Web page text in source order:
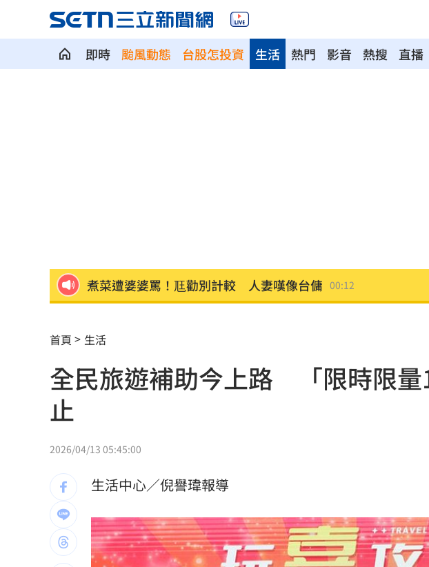
即時 颱風動態 台股怎投資 熱門 影音 熱搜 直播
生活
新／白海豚近北部海面！氣象署發豪雨特報 00:01
俄軍空襲烏克蘭首都基輔及周邊 4人喪命
費仔確定成自由球員 下一步動向引人關注 23:50
美制裁杜拜加密幣交所！控助伊朗革命衛隊
美就業數據爆冷 這信號Fed升息警報降溫
5登山客2025年雪崩失蹤 尼泊爾尋獲遺體 23:29
首頁 生活
全民旅遊補助今上路 「限時限量
止
2026/04/13 05:45:00
生活中心／倪譽瑋報導